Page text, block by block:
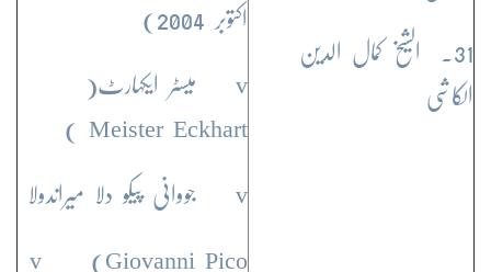
31. الشیخ کمال الدین
الکاشی
اکتوبر 2004)
v میسٹر ایکہارٹ(
Meister Eckhart )
v جووانی پیکو دلا میراندولا
v (Giovanni Pico